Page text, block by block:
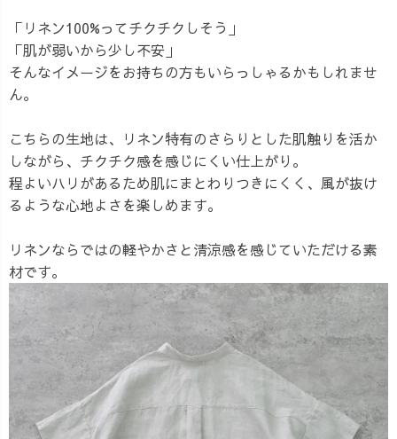
「リネン100%ってチクチクしそう」
「肌が弱いから少し不安」
そんなイメージをお持ちの方もいらっしゃるかもしれませ
ん。
こちらの生地は、リネン特有のさらりとした肌触りを活か
しながら、チクチク感を感じにくい仕上がり。
程よいハリがあるため肌にまとわりつきにくく、風が抜け
るような心地よさを楽しめます。
リネンならではの軽やかさと清涼感を感じていただける素
材です。